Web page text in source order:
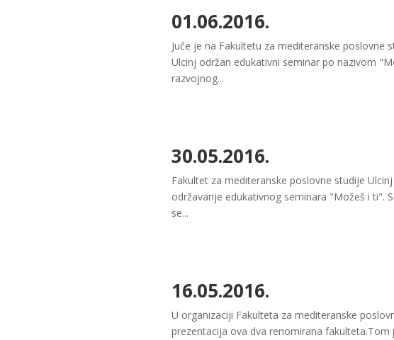
01.06.2016.
Juče je na Fakultetu za mediteranske
Ulcinj održan edukativni seminar po nazivom
razvojnog...
30.05.2016.
Fakultet za mediteranske poslovne studije
održavanje edukativnog seminara "Možeš i ti".
se...
16.05.2016.
U organizaciji Fakulteta za mediteranske
prezentacija ova dva renomirana